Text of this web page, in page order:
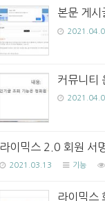
본문 게시
커뮤니티
라이믹스 2.0 회원 서
2021.03.13 기능
라이믹스